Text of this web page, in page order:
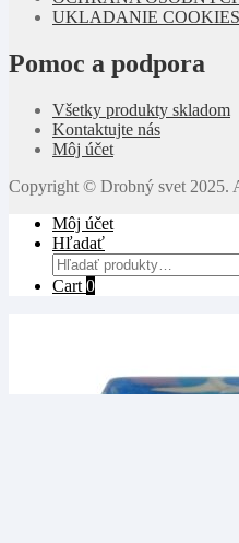
UKLADANIE COOKIES
Pomoc a podpora
Všetky produkty skladom
Kontaktujte nás
Môj účet
Copyright © Drobný svet 2025.
Môj účet
Hľadať
Hľadať:
Cart 0